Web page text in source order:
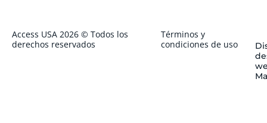
Access USA 2026 © Todos los
derechos reservados
Términos y
condiciones de uso